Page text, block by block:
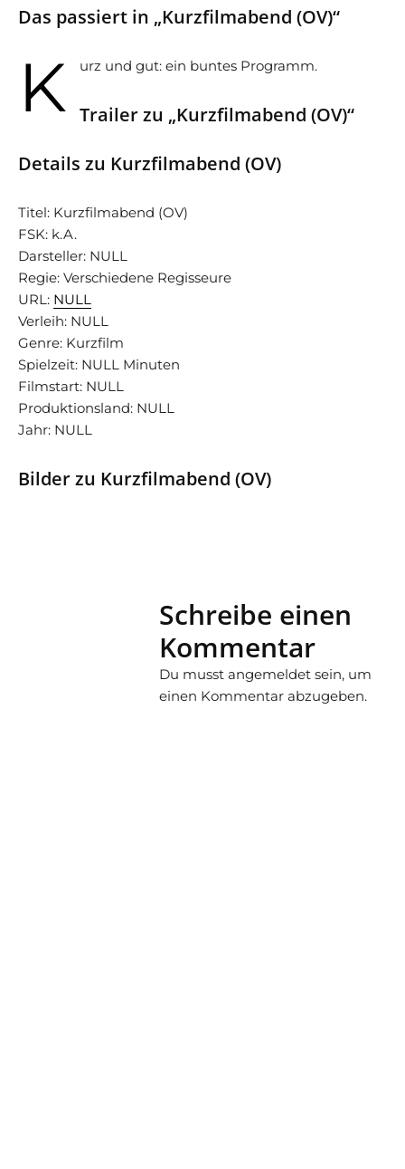
Das passiert in „Kurzfilmabend (OV)“
K urz und gut: ein buntes Programm.
Trailer zu „Kurzfilmabend (OV)“
Details zu Kurzfilmabend (OV)
Titel: Kurzfilmabend (OV)
FSK: k.A.
Darsteller: NULL
Regie: Verschiedene Regisseure
URL: NULL
Verleih: NULL
Genre: Kurzfilm
Spielzeit: NULL Minuten
Filmstart: NULL
Produktionsland: NULL
Jahr: NULL
Bilder zu Kurzfilmabend (OV)
Schreibe einen
Kommentar
Du musst angemeldetsein, um
einen Kommentar abzugeben.